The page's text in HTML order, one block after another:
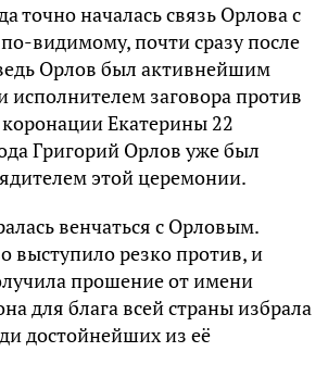
точно началась связь Орлова с
видимому, почти сразу после
Орлов был активнейшим
исполнителем заговора против
коронации Екатерины 22
Григорий Орлов уже был
этой церемонии.
венчаться с Орловым.
выступило резко против, и
прошение от имени
для блага всей страны избрала
достойнейших из её